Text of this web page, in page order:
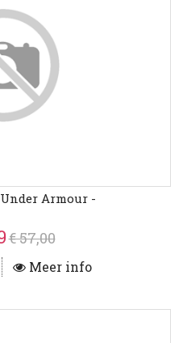
Armour -
€ 57,00
Meer info